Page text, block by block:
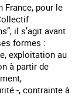
France, pour le
il s’agit avant
formes :
exploitation au
à partir de
-, contrainte à